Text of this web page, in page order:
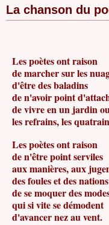
La chanson du
Les poètes ont raison
de marcher sur les
d'être des baladins
de n'avoir point
de vivre en un jardin
les refrains, les
Les poètes ont raison
de n'être point serviles
aux manières, aux
des foules et des nations
de se moquer des
qui si vite se démodent
d'avancer nez au vent.